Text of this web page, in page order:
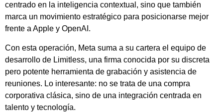
centrado en la inteligencia contextual, sino que también
marca un movimiento estratégico para posicionarse mejor
frente a Apple y OpenAI.
Con esta operación, Meta suma a su cartera el equipo de
desarrollo de Limitless, una firma conocida por su discreta
pero potente herramienta de grabación y asistencia de
reuniones. Lo interesante: no se trata de una compra
corporativa clásica, sino de una integración centrada en
talento y tecnología.